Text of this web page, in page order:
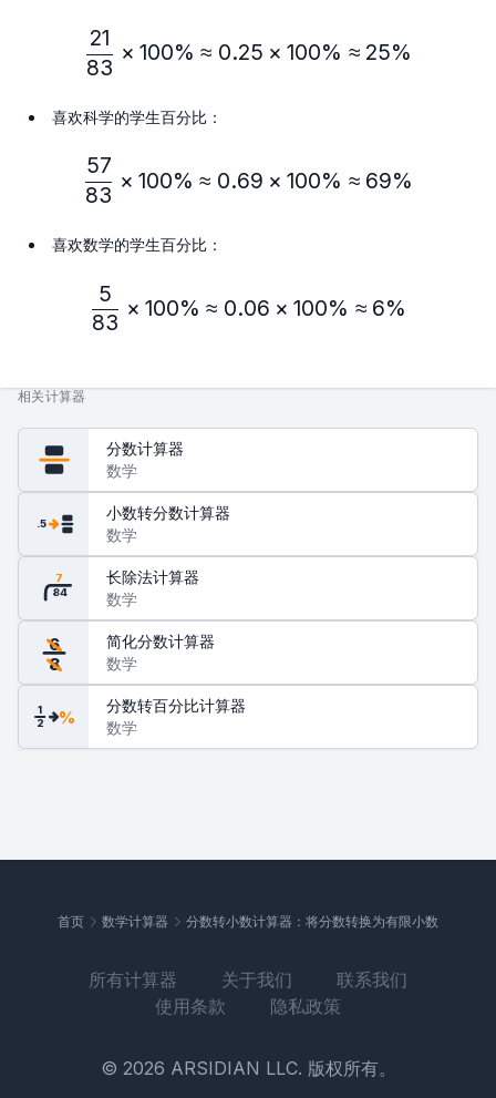
\frac{21}{83} × 100\% ≈
83
21
× 100% ≈ 0.25 × 100% ≈ 25%
喜欢科学的学生百分比：
\frac{57}{83} × 100\% ≈
83
57
× 100% ≈ 0.69 × 100% ≈ 69%
喜欢数学的学生百分比：
\frac{5}{83} × 100\% ≈
83
5
× 100% ≈ 0.06 × 100% ≈ 6%
相关计算器
分数计算器
数学
.5
小数转分数计算器
数学
84
7
长除法计算器
数学
6
8
简化分数计算器
数学
1
2 %
分数转百分比计算器
数学
首页 数学计算器 分数转小数计算器：将分数转换为有限小数
所有计算器 关于我们
联系我们
使用条款
隐私政策
© 2026 ARSIDIAN LLC. 版权所有。